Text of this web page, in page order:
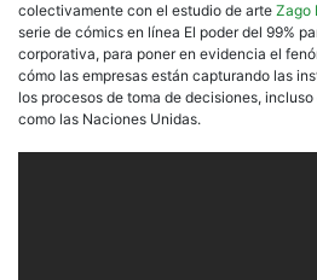
colectivamente con el estudio de arte Zago
serie de cómics en línea El poder del 99%
corporativa, para poner en evidencia el
cómo las empresas están capturando las
los procesos de toma de decisiones,
como las Naciones Unidas.